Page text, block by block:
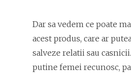
Dar sa vedem ce poate
acest produs, care ar
salveze relatii sau
putine femei recunosc,